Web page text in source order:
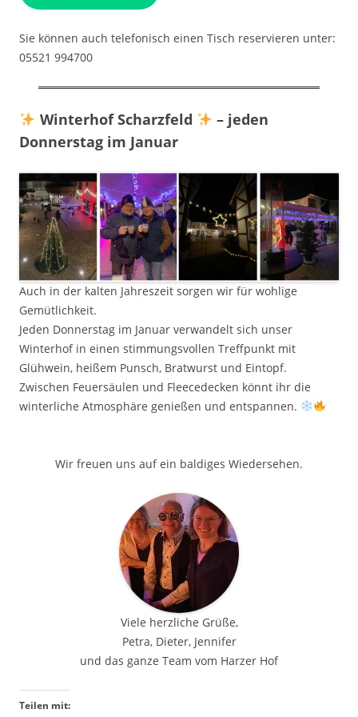
Sie können auch telefonisch einen Tisch reservieren unter:
05521 994700
Winterhof Scharzfeld
– jeden
Donnerstag im Januar
Auch in der kalten Jahreszeit sorgen wir für wohlige
Gemütlichkeit.
Jeden Donnerstag im Januar verwandelt sich unser
Winterhof in einen stimmungsvollen Treffpunkt mit
Glühwein, heißem Punsch, Bratwurst und Eintopf.
Zwischen Feuersäulen und Fleecedecken könnt ihr die
winterliche Atmosphäre genießen und entspannen.
Wir freuen uns auf ein baldiges Wiedersehen.
Viele herzliche Grüße,
Petra, Dieter, Jennifer
und das ganze Team vom Harzer Hof
Teilen mit: